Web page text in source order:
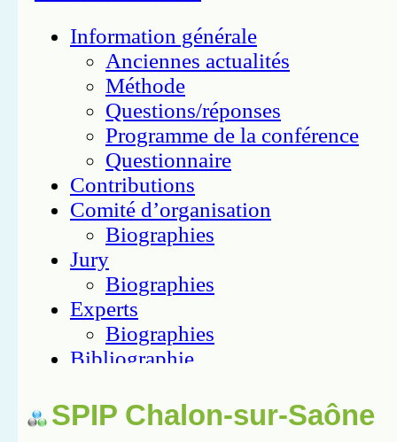
SPIP Chalon-sur-Saône